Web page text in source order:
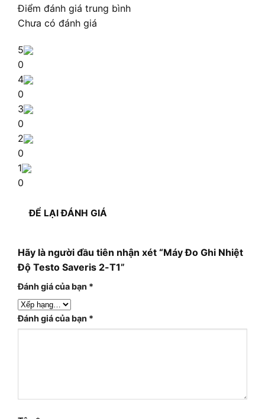
Điểm đánh giá trung bình
Chưa có đánh giá
5
0
4
0
3
0
2
0
1
0
ĐỂ LẠI ĐÁNH GIÁ
Hãy là người đầu tiên nhận xét “Máy Đo Ghi Nhiệt
Độ Testo Saveris 2-T1”
Đánh giá của bạn *
Đánh giá của bạn *